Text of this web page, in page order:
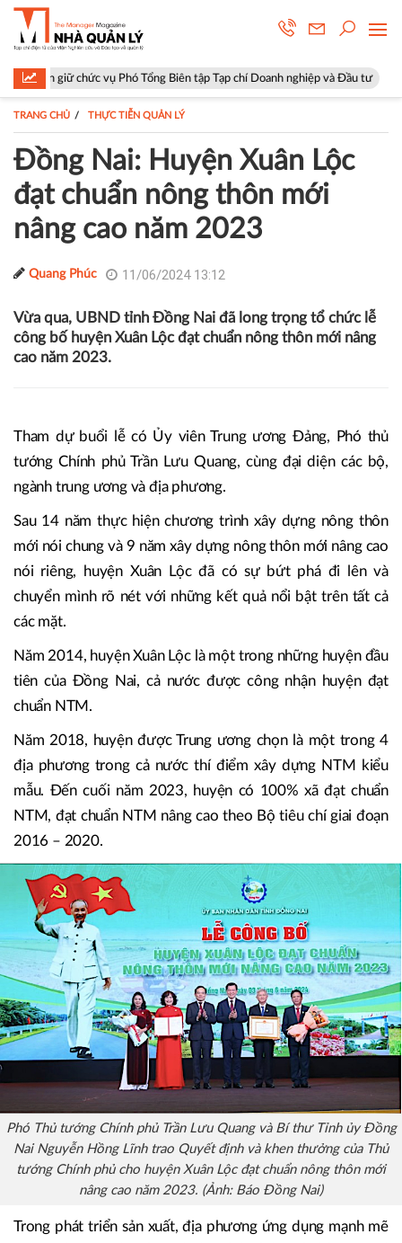
vụ Phó Tổng Biên tập Tạp chí Doanh nghiệp và Đầu tư Hà Nội:
TRANG CHỦ THỰC TIỄN QUẢN LÝ
Đồng Nai: Huyện Xuân Lộc
đạt chuẩn nông thôn mới
nâng cao năm 2023
Quang Phúc 11/06/2024 13:12
Vừa qua, UBND tỉnh Đồng Nai đã long trọng tổ chức lễ
công bố huyện Xuân Lộc đạt chuẩn nông thôn mới nâng
cao năm 2023.
Tham dự buổi lễ có Ủy viên Trung ương Đảng, Phó thủ
tướng Chính phủ Trần Lưu Quang, cùng đại diện các bộ,
ngành trung ương và địa phương.
Sau 14 năm thực hiện chương trình xây dựng nông thôn
mới nói chung và 9 năm xây dựng nông thôn mới nâng cao
nói riêng, huyện Xuân Lộc đã có sự bứt phá đi lên và
chuyển mình rõ nét với những kết quả nổi bật trên tất cả
các mặt.
Năm 2014, huyện Xuân Lộc là một trong những huyện đầu
tiên của Đồng Nai, cả nước được công nhận huyện đạt
chuẩn NTM.
Năm 2018, huyện được Trung ương chọn là một trong 4
địa phương trong cả nước thí điểm xây dựng NTM kiểu
mẫu. Đến cuối năm 2023, huyện có 100% xã đạt chuẩn
NTM, đạt chuẩn NTM nâng cao theo Bộ tiêu chí giai đoạn
2016 – 2020.
Phó Thủ tướng Chính phủ Trần Lưu Quang và Bí thư Tỉnh ủy Đồng
Nai Nguyễn Hồng Lĩnh trao Quyết định và khen thưởng của Thủ
tướng Chính phủ cho huyện Xuân Lộc đạt chuẩn nông thôn mới
nâng cao năm 2023. (Ảnh: Báo Đồng Nai)
Trong phát triển sản xuất, địa phương ứng dụng mạnh mẽ